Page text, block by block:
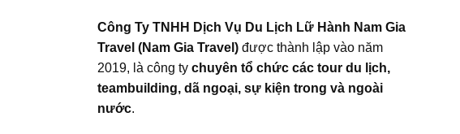
Công Ty TNHH Dịch Vụ Du Lịch Lữ Hành Nam Gia
Travel (Nam Gia Travel) được thành lập vào năm
2019, là công ty chuyên tổ chức các tour du lịch,
teambuilding, dã ngoại, sự kiện trong và ngoài
nước.